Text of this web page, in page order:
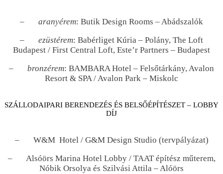
– aranyérem: Butik Design Rooms – Abádszalók
– ezüstérem: Babérliget Kúria – Polány, The Loft
Budapest / First Central Loft, Este’r Partners – Budapest
– bronzérem: BAMBARA Hotel – Felsőtárkány, Avalon
Resort & SPA / Avalon Park – Miskolc
SZÁLLODAIPARI BERENDEZÉS ÉS BELSŐÉPÍTÉSZET – LOBBY
DÍJ
– W&M Hotel / G&M Design Studio (tervpályázat)
– Alsóörs Marina Hotel Lobby / TAAT építész műterem,
Nóbik Orsolya és Szilvási Attila – Alóörs